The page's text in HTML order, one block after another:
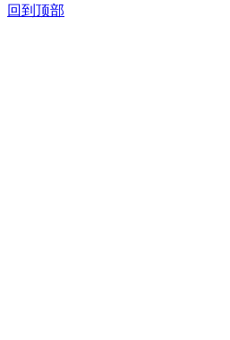
回到顶部